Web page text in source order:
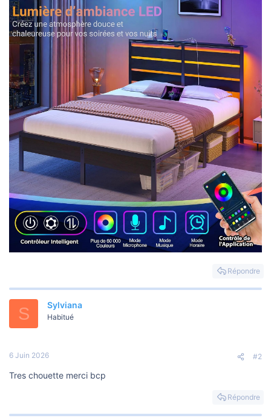
Répondre
S Sylviana
Habitué
6 Juin 2026 #2
Tres chouette merci bcp
Répondre